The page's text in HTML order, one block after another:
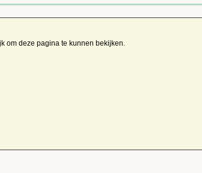
om deze pagina te kunnen bekijken.